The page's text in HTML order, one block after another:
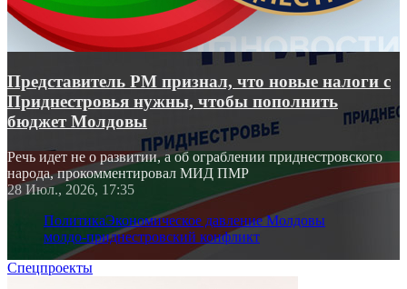
Представитель РМ признал, что новые налоги с
Приднестровья нужны, чтобы пополнить
бюджет Молдовы
Речь идет не о развитии, а об ограблении приднестровского
народа, прокомментировал МИД ПМР
28 Июл., 2026, 17:35
ПолитикаЭкономическое давление Молдовы
молдо-приднестровский конфликт
Спецпроекты